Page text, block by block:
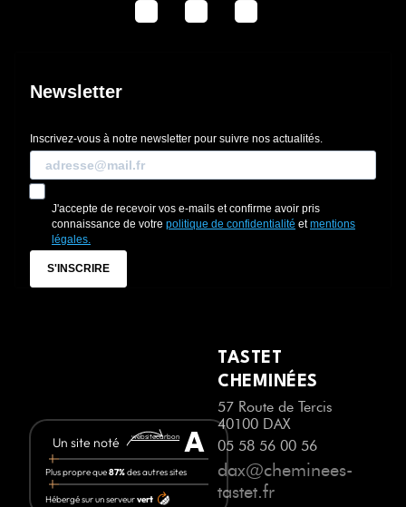
Newsletter
Inscrivez-vous à notre newsletter pour suivre nos actualités.
J'accepte de recevoir vos e-mails et confirme avoir pris
connaissance de votre politique de confidentialité etmentions
légales.
S'INSCRIRE
Un site noté websitecarbon A
Plus propre que87%des autres sites
Hébergé sur un serveurvert
TASTET
CHEMINÉES
57 Route de Tercis
40100 DAX
05 58 56 00 56
dax@cheminees-
tastet.fr